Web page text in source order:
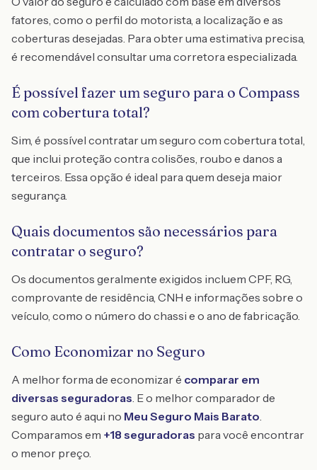
fatores, como o perfil do motorista, a localização e as
coberturas desejadas. Para obter uma estimativa precisa,
é recomendável consultar uma corretora especializada.
É possível fazer um seguro para o Compass
com cobertura total?
Sim, é possível contratar um seguro com cobertura total,
que inclui proteção contra colisões, roubo e danos a
terceiros. Essa opção é ideal para quem deseja maior
segurança.
Quais documentos são necessários para
contratar o seguro?
Os documentos geralmente exigidos incluem CPF, RG,
comprovante de residência, CNH e informações sobre o
veículo, como o número do chassi e o ano de fabricação.
Como Economizar no Seguro
A melhor forma de economizar é comparar em
diversas seguradoras. E o melhor comparador de
seguro auto é aqui no Meu Seguro Mais Barato.
Comparamos em +18 seguradoras para você encontrar
o menor preço.